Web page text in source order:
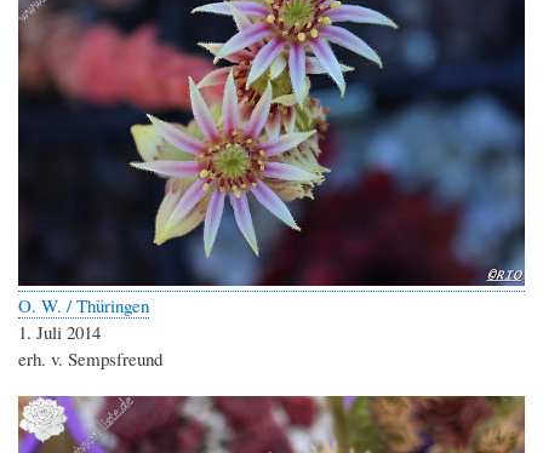
O. W. / Thüringen
1. Juli 2014
erh. v. Sempsfreund